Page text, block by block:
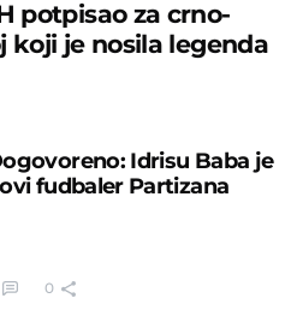
potpisao za crno-
koji je nosila legenda
Idrisu Baba je
fudbaler Partizana
0